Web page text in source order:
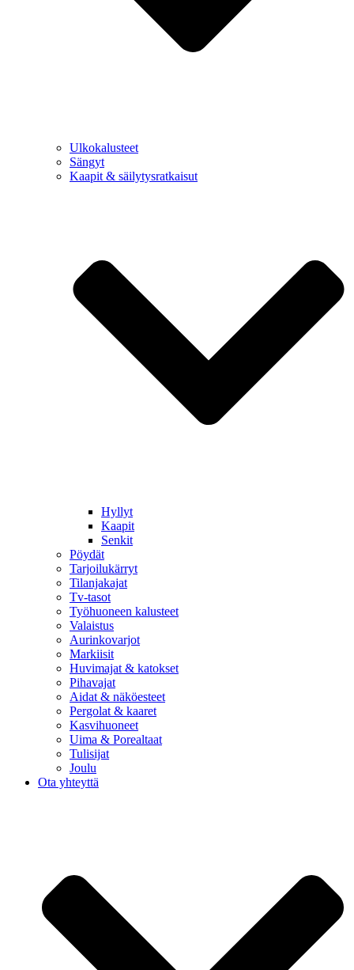
Ulkokalusteet
Sängyt
Kaapit & säilytysratkaisut
Hyllyt
Kaapit
Senkit
Pöydät
Tarjoilukärryt
Tilanjakajat
Tv-tasot
Työhuoneen kalusteet
Valaistus
Aurinkovarjot
Markiisit
Huvimajat & katokset
Pihavajat
Aidat & näköesteet
Pergolat & kaaret
Kasvihuoneet
Uima & Porealtaat
Tulisijat
Joulu
Ota yhteyttä